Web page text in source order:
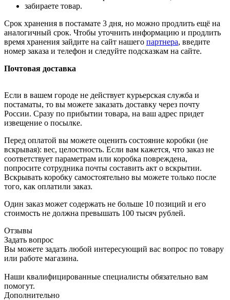
забираете товар.
Срок хранения в постамате 3 дня, но можно продлить ещё на
аналогичный срок. Чтобы уточнить информацию и продлить
время хранения зайдите на сайт нашего партнера, введите
номер заказа и телефон и следуйте подсказкам на сайте.
Почтовая доставка
Если в вашем городе не действует курьерская служба и
постаматы, то вы можете заказать доставку через почту
России. Сразу по прибытии товара, на ваш адрес придет
извещение о посылке.
Перед оплатой вы можете оценить состояние коробки (не
вскрывая): вес, целостность. Если вам кажется, что заказ не
соответствует параметрам или коробка повреждена,
попросите сотрудника почты составить акт о вскрытии.
Вскрывать коробку самостоятельно вы можете только после
того, как оплатили заказ.
Один заказ может содержать не больше 10 позиций и его
стоимость не должна превышать 100 тысяч рублей.
Отзывы
Задать вопрос
Вы можете задать любой интересующий вас вопрос по товару
или работе магазина.
Наши квалифицированные специалисты обязательно вам
помогут.
Дополнительно